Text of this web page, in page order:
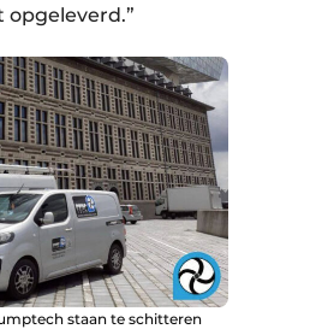
staan te schitteren